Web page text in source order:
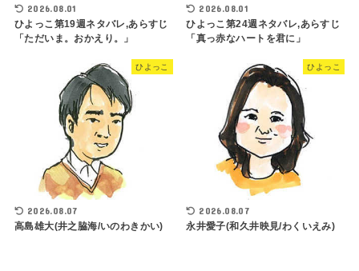
2026.08.01
ひよっこ第19週ネタバレ,あらすじ
「ただいま。おかえり。」
2026.08.01
ひよっこ第24週ネタバレ,あらすじ
「真っ赤なハートを君に」
ひよっこ
2026.08.07
高島雄大(井之脇海/いのわきかい)
ひよっこ
2026.08.07
永井愛子(和久井映見/わくいえみ)